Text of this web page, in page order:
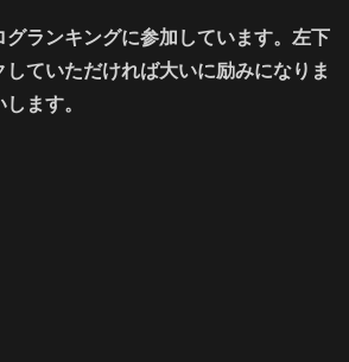
グランキングに参加しています。左下
ていただければ大いに励みになりま
ます。